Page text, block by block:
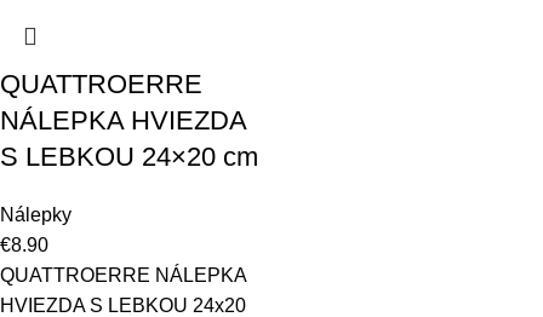
QUATTROERRE
NÁLEPKA HVIEZDA
S LEBKOU 24×20 cm
Nálepky
€8.90
QUATTROERRE NÁLEPKA
HVIEZDA S LEBKOU 24x20